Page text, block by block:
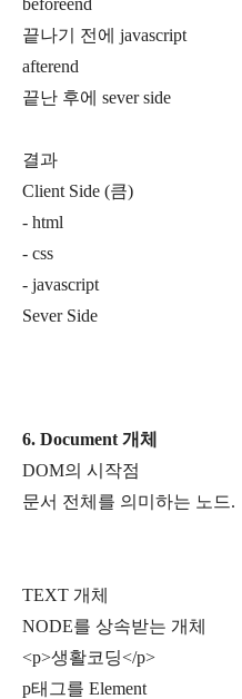
끝나기 전에 javascript
afterend
끝난 후에 sever side
결과
Client Side (큼)
- html
- css
- javascript
Sever Side
6. Document 개체
DOM의 시작점
문서 전체를 의미하는 노드.
TEXT 개체
NODE를 상속받는 개체
<p>생활코딩</p>
p태그를 Element